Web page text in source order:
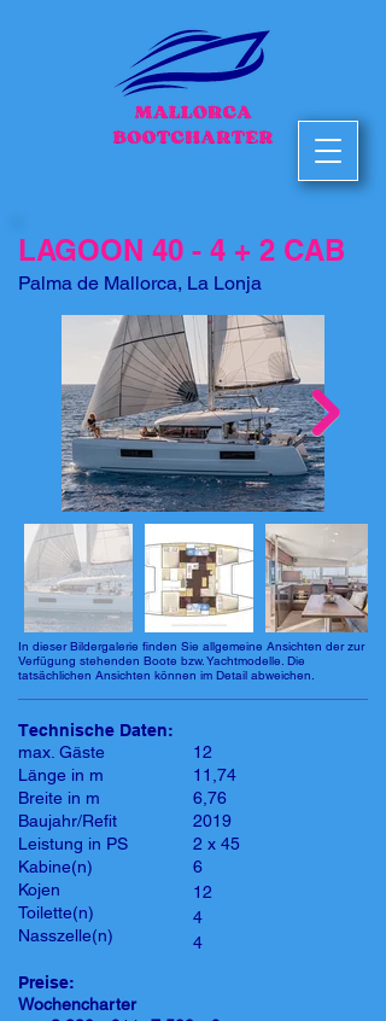
LAGOON 40 - 4 + 2 CAB
Palma de Mallorca, La Lonja
In dieser Bildergalerie finden Sie allgemeine Ansichten der zur
Verfügung stehenden Boote bzw. Yachtmodelle. Die
tatsächlichen Ansichten können im Detail abweichen.
Technische Daten:
max. Gäste
Länge in m
Breite in m
Baujahr/Refit
Leistung in PS
Kabine(n)
Kojen
Toilette(n)
Nasszelle(n)
12
11,74
6,76
2019
2 x 45
6
12
4
4
Preise:
Wochencharter